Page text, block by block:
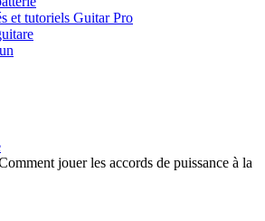
et tutoriels Guitar Pro
jouer les accords de puissance à la